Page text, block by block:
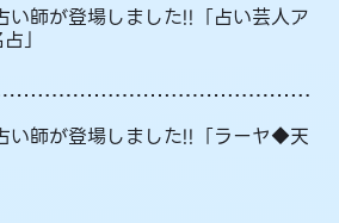
い師が登場しました!!「占い芸人ア
」
い師が登場しました!!「ラーヤ◆天